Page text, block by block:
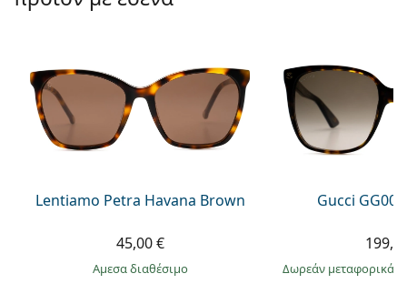
Persol
Όλες οι μάρκες
Lentiamo Petra Havana Brown
45,00 €
άμεσα διαθέσιμο
Gucci
Δωρεάν μεταφορικά